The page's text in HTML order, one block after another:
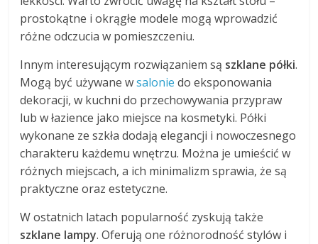
prostokątne i okrągłe modele mogą wprowadzić
różne odczucia w pomieszczeniu.
Innym interesującym rozwiązaniem są szklane półki.
Mogą być używane wsalonie do eksponowania
dekoracji, w kuchni do przechowywania przypraw
lub w łazience jako miejsce na kosmetyki. Półki
wykonane ze szkła dodają elegancji i nowoczesnego
charakteru każdemu wnętrzu. Można je umieścić w
różnych miejscach, a ich minimalizm sprawia, że są
praktyczne oraz estetyczne.
W ostatnich latach popularność zyskują także
szklane lampy. Oferują one różnorodność stylów i